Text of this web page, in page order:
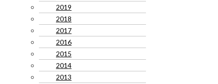
2019
2018
2017
2016
2015
2014
2013